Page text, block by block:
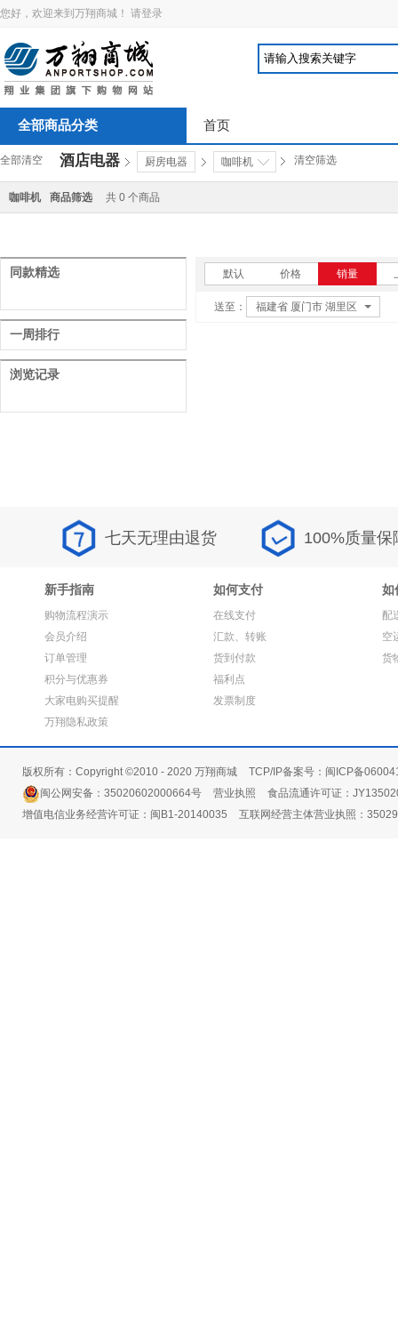
您好，欢迎来到万翔商城！ 请登录
全部商品分类 首页
全部清空 酒店电器 厨房电器 咖啡机 清空筛选
咖啡机 商品筛选 共 0 个商品
同款精选
一周排行
浏览记录
默认 价格 销量
送至： 福建省 厦门市 湖里区
七天无理由退货 100%质量保
新手指南
购物流程演示
会员介绍
订单管理
积分与优惠券
大家电购买提醒
万翔隐私政策
如何支付
在线支付
汇款、转账
货到付款
福利点
发票制度
如
配
空
货
版权所有：Copyright ©2010 - 2020 万翔商城
TCP/IP备案号：闽ICP备
闽公网安备：35020602000664号
营业执照
食品流通许可证：
增值电信业务经营许可证：闽B1-20140035
互联网经营主体营业执照：